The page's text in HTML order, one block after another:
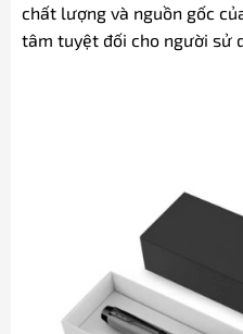
chất lượng và nguồn gốc
tâm tuyệt đối cho người sử